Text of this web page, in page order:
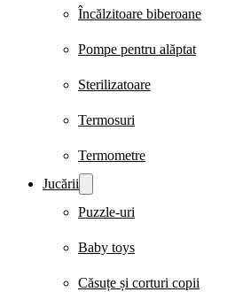
Încălzitoare biberoane
Pompe pentru alăptat
Sterilizatoare
Termosuri
Termometre
Jucării
Puzzle-uri
Baby toys
Căsuțe și corturi copii